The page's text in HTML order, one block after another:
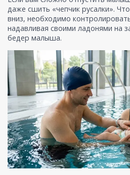
даже сшить «чепчик русалки».
вниз, необходимо
надавливая своими ладонями на
бедер малыша.